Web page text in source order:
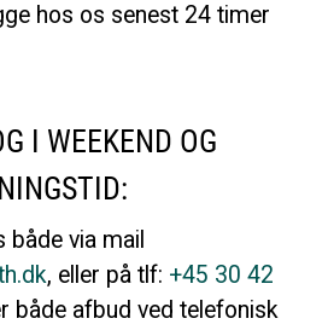
hos os senest 24 timer
I WEEKEND OG
via mail
, eller på tlf: +45 30 42
både afbud ved telefonisk